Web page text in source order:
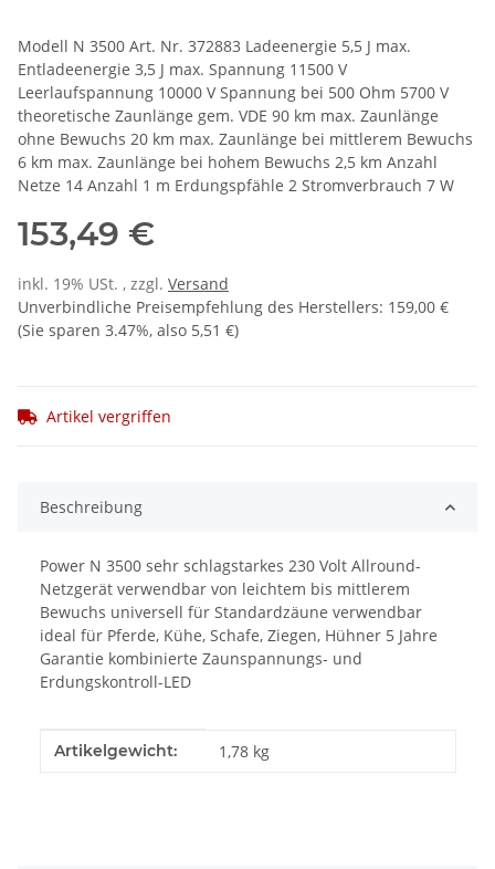
Modell N 3500 Art. Nr. 372883 Ladeenergie 5,5 J max.
Entladeenergie 3,5 J max. Spannung 11500 V
Leerlaufspannung 10000 V Spannung bei 500 Ohm 5700 V
theoretische Zaunlänge gem. VDE 90 km max. Zaunlänge
ohne Bewuchs 20 km max. Zaunlänge bei mittlerem Bewuchs
6 km max. Zaunlänge bei hohem Bewuchs 2,5 km Anzahl
Netze 14 Anzahl 1 m Erdungspfähle 2 Stromverbrauch 7 W
153,49 €
inkl. 19% USt. , zzgl. Versand
Unverbindliche Preisempfehlung des Herstellers: 159,00 €
(Sie sparen 3.47%, also 5,51 €)
Artikel vergriffen
Beschreibung
Power N 3500 sehr schlagstarkes 230 Volt Allround-
Netzgerät verwendbar von leichtem bis mittlerem
Bewuchs universell für Standardzäune verwendbar
ideal für Pferde, Kühe, Schafe, Ziegen, Hühner 5 Jahre
Garantie kombinierte Zaunspannungs- und
Erdungskontroll-LED
Produkteigenschaft
Wert
Artikelgewicht: 1,78 kg